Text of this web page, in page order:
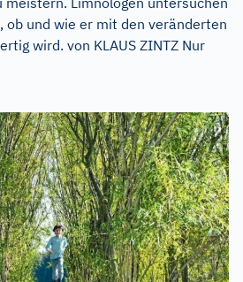
ob und wie er mit den veränderten
wird. von KLAUS ZINTZ Nur